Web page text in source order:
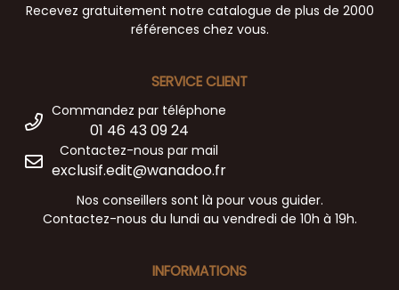
Recevez gratuitement notre catalogue de plus de 2000
références chez vous.
SERVICE CLIENT
Commandez par téléphone
01 46 43 09 24
Contactez-nous par mail
exclusif.edit@wanadoo.fr
Nos conseillers sont là pour vous guider.
Contactez-nous du lundi au vendredi de 10h à 19h.
INFORMATIONS